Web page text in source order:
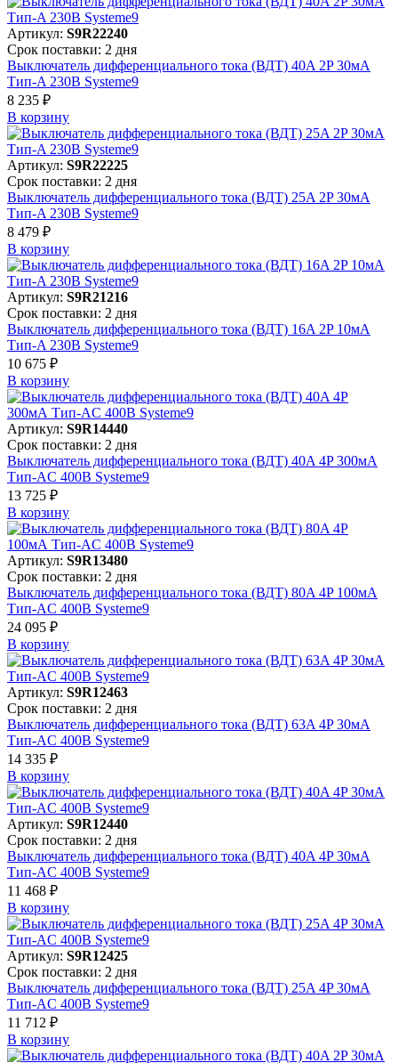
Артикул: S9R22240
Срок поставки: 2 дня
Выключатель дифференциального тока (ВДТ) 40A 2P 30мА
Тип-A 230В Systeme9
8 235 ₽
В корзинy
Артикул: S9R22225
Срок поставки: 2 дня
Выключатель дифференциального тока (ВДТ) 25A 2P 30мА
Тип-A 230В Systeme9
8 479 ₽
В корзинy
Артикул: S9R21216
Срок поставки: 2 дня
Выключатель дифференциального тока (ВДТ) 16A 2P 10мА
Тип-A 230В Systeme9
10 675 ₽
В корзинy
Артикул: S9R14440
Срок поставки: 2 дня
Выключатель дифференциального тока (ВДТ) 40A 4P 300мА
Тип-AC 400В Systeme9
13 725 ₽
В корзинy
Артикул: S9R13480
Срок поставки: 2 дня
Выключатель дифференциального тока (ВДТ) 80A 4P 100мА
Тип-AC 400В Systeme9
24 095 ₽
В корзинy
Артикул: S9R12463
Срок поставки: 2 дня
Выключатель дифференциального тока (ВДТ) 63A 4P 30мА
Тип-AC 400В Systeme9
14 335 ₽
В корзинy
Артикул: S9R12440
Срок поставки: 2 дня
Выключатель дифференциального тока (ВДТ) 40A 4P 30мА
Тип-AC 400В Systeme9
11 468 ₽
В корзинy
Артикул: S9R12425
Срок поставки: 2 дня
Выключатель дифференциального тока (ВДТ) 25A 4P 30мА
Тип-AC 400В Systeme9
11 712 ₽
В корзинy